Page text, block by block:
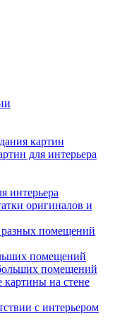
картин
для интерьера
интерьера
оригиналов и
помещений
помещений
помещений
на стене
с интерьером